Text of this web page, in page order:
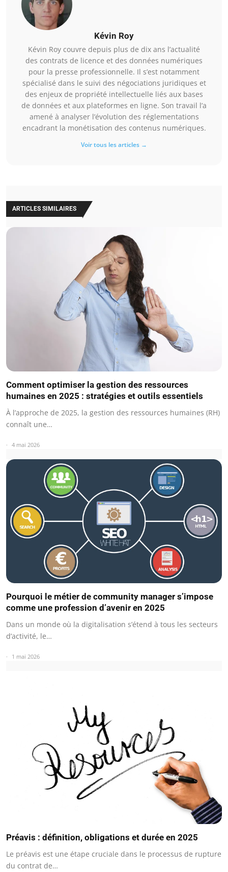
Kévin Roy
Kévin Roy couvre depuis plus de dix ans l’actualité
des contrats de licence et des données numériques
pour la presse professionnelle. Il s’est notamment
spécialisé dans le suivi des négociations juridiques et
des enjeux de propriété intellectuelle liés aux bases
de données et aux plateformes en ligne. Son travail l’a
amené à analyser l’évolution des réglementations
encadrant la monétisation des contenus numériques.
Voir tous les articles →
ARTICLES SIMILAIRES
Comment optimiser la gestion des ressources
humaines en 2025 : stratégies et outils essentiels
À l’approche de 2025, la gestion des ressources humaines (RH)
connaît une…
4 mai 2026
Pourquoi le métier de community manager s’impose
comme une profession d’avenir en 2025
Dans un monde où la digitalisation s’étend à tous les secteurs
d’activité, le…
1 mai 2026
Préavis : définition, obligations et durée en 2025
Le préavis est une étape cruciale dans le processus de rupture
du contrat de…